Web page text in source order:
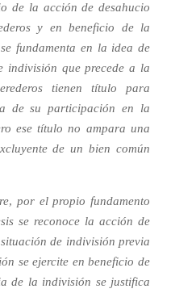
de la acción de desahucio
y en beneficio de la
fundamenta en la idea de
indivisión que precede a la
tienen título para
de su participación en la
ese título no ampara una
de un bien común
por el propio fundamento
se reconoce la acción de
de indivisión previa
se ejercite en beneficio de
de la indivisión se justifica